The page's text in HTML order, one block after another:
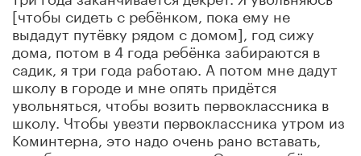
[чтобы сидеть с ребёнком, пока ему не
выдадут путёвку рядом с домом], год сижу
дома, потом в 4 года ребёнка забираются в
садик, я три года работаю. А потом мне дадут
школу в городе и мне опять придётся
увольняться, чтобы возить первоклассника в
школу. Чтобы увезти первоклассника утром из
Коминтерна, это надо очень рано вставать,